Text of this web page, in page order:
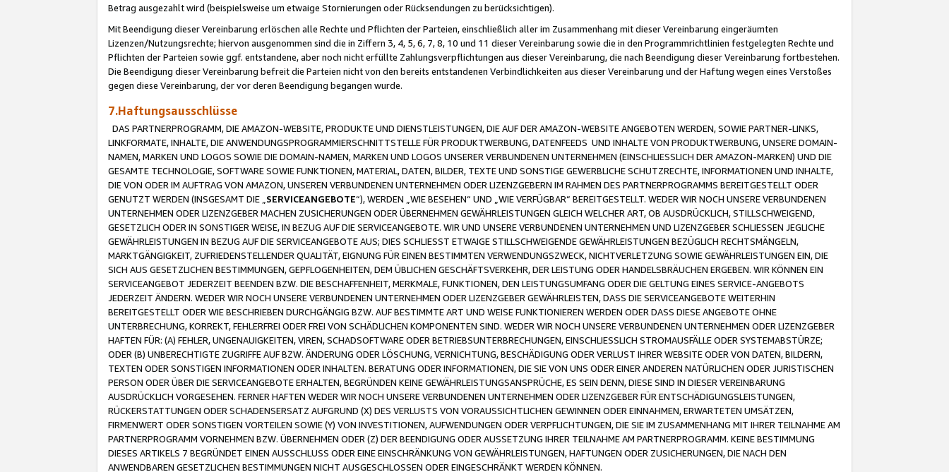
Betrag ausgezahlt wird (beispielsweise um etwaige Stornierungen oder Rücksendungen zu berücksichtigen).
Mit Beendigung dieser Vereinbarung erlöschen alle Rechte und Pflichten der Parteien, einschließlich aller im Zusammenhang mit dieser Vereinbarung eingeräumten
Lizenzen/Nutzungsrechte; hiervon ausgenommen sind die in Ziffern 3, 4, 5, 6, 7, 8, 10 und 11 dieser Vereinbarung sowie die in den Programmrichtlinien festgelegten Rechte und
Pflichten der Parteien sowie ggf. entstandene, aber noch nicht erfüllte Zahlungsverpflichtungen aus dieser Vereinbarung, die nach Beendigung dieser Vereinbarung fortbestehen.
Die Beendigung dieser Vereinbarung befreit die Parteien nicht von den bereits entstandenen Verbindlichkeiten aus dieser Vereinbarung und der Haftung wegen eines Verstoßes
gegen diese Vereinbarung, der vor deren Beendigung begangen wurde.
7.Haftungsausschlüsse
DAS PARTNERPROGRAMM, DIE AMAZON-WEBSITE, PRODUKTE UND DIENSTLEISTUNGEN, DIE AUF DER AMAZON-WEBSITE ANGEBOTEN WERDEN, SOWIE PARTNER-LINKS,
LINKFORMATE, INHALTE, DIE ANWENDUNGSPROGRAMMIERSCHNITTSTELLE FÜR PRODUKTWERBUNG, DATENFEEDS UND INHALTE VON PRODUKTWERBUNG, UNSERE DOMAIN-
NAMEN, MARKEN UND LOGOS SOWIE DIE DOMAIN-NAMEN, MARKEN UND LOGOS UNSERER VERBUNDENEN UNTERNEHMEN (EINSCHLIESSLICH DER AMAZON-MARKEN) UND DIE
GESAMTE TECHNOLOGIE, SOFTWARE SOWIE FUNKTIONEN, MATERIAL, DATEN, BILDER, TEXTE UND SONSTIGE GEWERBLICHE SCHUTZRECHTE, INFORMATIONEN UND INHALTE,
DIE VON ODER IM AUFTRAG VON AMAZON, UNSEREN VERBUNDENEN UNTERNEHMEN ODER LIZENZGEBERN IM RAHMEN DES PARTNERPROGRAMMS BEREITGESTELLT ODER
GENUTZT WERDEN (INSGESAMT DIE „ SERVICEANGEBOTE“), WERDEN „WIE BESEHEN“ UND „WIE VERFÜGBAR“ BEREITGESTELLT. WEDER WIR NOCH UNSERE VERBUNDENEN
UNTERNEHMEN ODER LIZENZGEBER MACHEN ZUSICHERUNGEN ODER ÜBERNEHMEN GEWÄHRLEISTUNGEN GLEICH WELCHER ART, OB AUSDRÜCKLICH, STILLSCHWEIGEND,
GESETZLICH ODER IN SONSTIGER WEISE, IN BEZUG AUF DIE SERVICEANGEBOTE. WIR UND UNSERE VERBUNDENEN UNTERNEHMEN UND LIZENZGEBER SCHLIESSEN JEGLICHE
GEWÄHRLEISTUNGEN IN BEZUG AUF DIE SERVICEANGEBOTE AUS; DIES SCHLIESST ETWAIGE STILLSCHWEIGENDE GEWÄHRLEISTUNGEN BEZÜGLICH RECHTSMÄNGELN,
MARKTGÄNGIGKEIT, ZUFRIEDENSTELLENDER QUALITÄT, EIGNUNG FÜR EINEN BESTIMMTEN VERWENDUNGSZWECK, NICHTVERLETZUNG SOWIE GEWÄHRLEISTUNGEN EIN, DIE
SICH AUS GESETZLICHEN BESTIMMUNGEN, GEPFLOGENHEITEN, DEM ÜBLICHEN GESCHÄFTSVERKEHR, DER LEISTUNG ODER HANDELSBRÄUCHEN ERGEBEN. WIR KÖNNEN EIN
SERVICEANGEBOT JEDERZEIT BEENDEN BZW. DIE BESCHAFFENHEIT, MERKMALE, FUNKTIONEN, DEN LEISTUNGSUMFANG ODER DIE GELTUNG EINES SERVICE-ANGEBOTS
JEDERZEIT ÄNDERN. WEDER WIR NOCH UNSERE VERBUNDENEN UNTERNEHMEN ODER LIZENZGEBER GEWÄHRLEISTEN, DASS DIE SERVICEANGEBOTE WEITERHIN
BEREITGESTELLT ODER WIE BESCHRIEBEN DURCHGÄNGIG BZW. AUF BESTIMMTE ART UND WEISE FUNKTIONIEREN WERDEN ODER DASS DIESE ANGEBOTE OHNE
UNTERBRECHUNG, KORREKT, FEHLERFREI ODER FREI VON SCHÄDLICHEN KOMPONENTEN SIND. WEDER WIR NOCH UNSERE VERBUNDENEN UNTERNEHMEN ODER LIZENZGEBER
HAFTEN FÜR: (A) FEHLER, UNGENAUIGKEITEN, VIREN, SCHADSOFTWARE ODER BETRIEBSUNTERBRECHUNGEN, EINSCHLIESSLICH STROMAUSFÄLLE ODER SYSTEMABSTÜRZE;
ODER (B) UNBERECHTIGTE ZUGRIFFE AUF BZW. ÄNDERUNG ODER LÖSCHUNG, VERNICHTUNG, BESCHÄDIGUNG ODER VERLUST IHRER WEBSITE ODER VON DATEN, BILDERN,
TEXTEN ODER SONSTIGEN INFORMATIONEN ODER INHALTEN. BERATUNG ODER INFORMATIONEN, DIE SIE VON UNS ODER EINER ANDEREN NATÜRLICHEN ODER JURISTISCHEN
PERSON ODER ÜBER DIE SERVICEANGEBOTE ERHALTEN, BEGRÜNDEN KEINE GEWÄHRLEISTUNGSANSPRÜCHE, ES SEIN DENN, DIESE SIND IN DIESER VEREINBARUNG
AUSDRÜCKLICH VORGESEHEN. FERNER HAFTEN WEDER WIR NOCH UNSERE VERBUNDENEN UNTERNEHMEN ODER LIZENZGEBER FÜR ENTSCHÄDIGUNGSLEISTUNGEN,
RÜCKERSTATTUNGEN ODER SCHADENSERSATZ AUFGRUND (X) DES VERLUSTS VON VORAUSSICHTLICHEN GEWINNEN ODER EINNAHMEN, ERWARTETEN UMSÄTZEN,
FIRMENWERT ODER SONSTIGEN VORTEILEN SOWIE (Y) VON INVESTITIONEN, AUFWENDUNGEN ODER VERPFLICHTUNGEN, DIE SIE IM ZUSAMMENHANG MIT IHRER TEILNAHME AM
PARTNERPROGRAMM VORNEHMEN BZW. ÜBERNEHMEN ODER (Z) DER BEENDIGUNG ODER AUSSETZUNG IHRER TEILNAHME AM PARTNERPROGRAMM. KEINE BESTIMMUNG
DIESES ARTIKELS 7 BEGRÜNDET EINEN AUSSCHLUSS ODER EINE EINSCHRÄNKUNG VON GEWÄHRLEISTUNGEN, HAFTUNGEN ODER ZUSICHERUNGEN, DIE NACH DEN
ANWENDBAREN GESETZLICHEN BESTIMMUNGEN NICHT AUSGESCHLOSSEN ODER EINGESCHRÄNKT WERDEN KÖNNEN.